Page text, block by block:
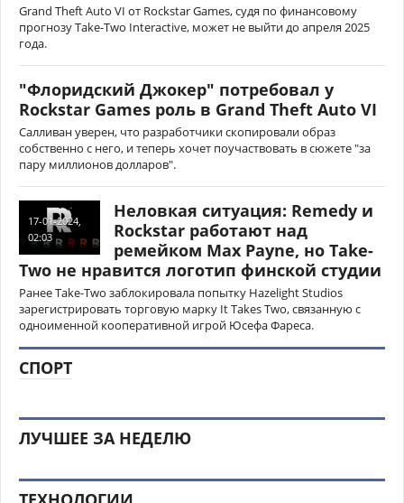
Grand Theft Auto VI от Rockstar Games, судя по финансовому
прогнозу Take-Two Interactive, может не выйти до апреля 2025
года.
"Флоридский Джокер" потребовал у
Rockstar Games роль в Grand Theft Auto VI
Салливан уверен, что разработчики скопировали образ
собственно с него, и теперь хочет поучаствовать в сюжете "за
пару миллионов долларов".
17-01-2024,
02:03
Неловкая ситуация: Remedy и
Rockstar работают над
ремейком Max Payne, но Take-
Two не нравится логотип финской студии
Ранее Take-Two заблокировала попытку Hazelight Studios
зарегистрировать торговую марку It Takes Two, связанную с
одноименной кооперативной игрой Юсефа Фареса.
СПОРТ
ЛУЧШЕЕ ЗА НЕДЕЛЮ